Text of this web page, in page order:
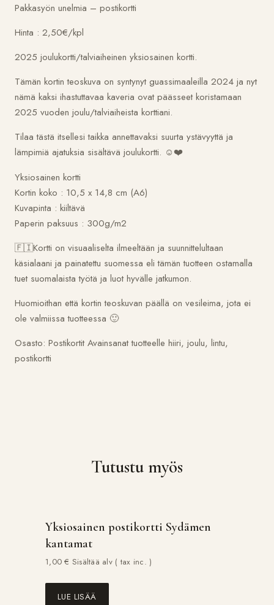
Pakkasyön unelmia – postikortti
Hinta : 2,50€/kpl
2025 joulukortti/talviaiheinen yksiosainen kortti.
Tämän kortin teoskuva on syntynyt guassimaaleilla 2024 ja nyt
nämä kaksi ihastuttavaa kaveria ovat päässeet koristamaan
2025 vuoden joulu/talviaiheista korttiani.
Tilaa tästä itsellesi taikka annettavaksi suurta ystävyyttä ja
lämpimiä ajatuksia sisältävä joulukortti. ☺️❤️
Yksiosainen kortti
Kortin koko : 10,5 x 14,8 cm (A6)
Kuvapinta : kiiltävä
Paperin paksuus : 300g/m2
🇫🇮Kortti on visuaaliselta ilmeeltään ja suunnittelultaan
käsialaani ja painatettu suomessa eli tämän tuotteen ostamalla
tuet suomalaista työtä ja luot hyvälle jatkumon.
Huomioithan että kortin teoskuvan päällä on vesileima, jota ei
ole valmiissa tuotteessa 🙂
Osasto: Postikortit Avainsanat tuotteelle hiiri, joulu, lintu,
postikortti
Tutustu myös
Yksiosainen postikortti Sydämen
kantamat
1,00€ Sisältää alv ( tax inc. )
LUE LISÄÄ